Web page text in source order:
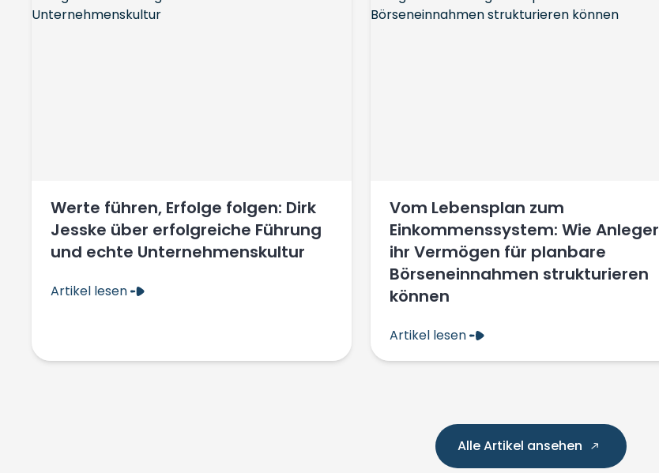
Werte führen, Erfolge folgen: Dirk
Jesske über erfolgreiche Führung
und echte Unternehmenskultur
Artikel lesen
Vom Lebensplan zum
Einkommenssystem: Wie Anleger
ihr Vermögen für planbare
Börseneinnahmen strukturieren
können
Artikel lesen
Alle Artikel ansehen